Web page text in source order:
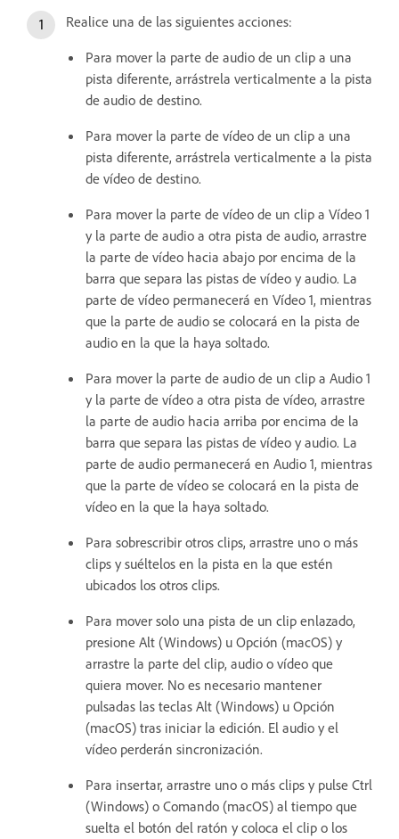
Realice una de las siguientes acciones:
Para mover la parte de audio de un clip a una
pista diferente, arrástrela verticalmente a la pista
de audio de destino.
Para mover la parte de vídeo de un clip a una
pista diferente, arrástrela verticalmente a la pista
de vídeo de destino.
Para mover la parte de vídeo de un clip a Vídeo 1
y la parte de audio a otra pista de audio, arrastre
la parte de vídeo hacia abajo por encima de la
barra que separa las pistas de vídeo y audio. La
parte de vídeo permanecerá en Vídeo 1, mientras
que la parte de audio se colocará en la pista de
audio en la que la haya soltado.
Para mover la parte de audio de un clip a Audio 1
y la parte de vídeo a otra pista de vídeo, arrastre
la parte de audio hacia arriba por encima de la
barra que separa las pistas de vídeo y audio. La
parte de audio permanecerá en Audio 1, mientras
que la parte de vídeo se colocará en la pista de
vídeo en la que la haya soltado.
Para sobrescribir otros clips, arrastre uno o más
clips y suéltelos en la pista en la que estén
ubicados los otros clips.
Para mover solo una pista de un clip enlazado,
presione Alt (Windows) u Opción (macOS) y
arrastre la parte del clip, audio o vídeo que
quiera mover. No es necesario mantener
pulsadas las teclas Alt (Windows) u Opción
(macOS) tras iniciar la edición. El audio y el
vídeo perderán sincronización.
Para insertar, arrastre uno o más clips y pulse Ctrl
(Windows) o Comando (macOS) al tiempo que
suelta el botón del ratón y coloca el clip o los